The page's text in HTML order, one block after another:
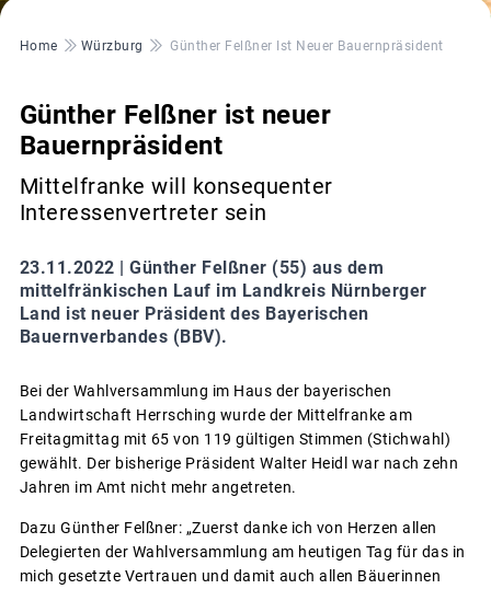
Pfadnavigation
Home Würzburg Günther Felßner Ist Neuer Bauernpräsident
Günther Felßner ist neuer
Bauernpräsident
Mittelfranke will konsequenter
Interessenvertreter sein
23.11.2022 | Günther Felßner (55) aus dem
mittelfränkischen Lauf im Landkreis Nürnberger
Land ist neuer Präsident des Bayerischen
Bauernverbandes (BBV).
Bei der Wahlversammlung im Haus der bayerischen
Landwirtschaft Herrsching wurde der Mittelfranke am
Freitagmittag mit 65 von 119 gültigen Stimmen (Stichwahl)
gewählt. Der bisherige Präsident Walter Heidl war nach zehn
Jahren im Amt nicht mehr angetreten.
Dazu Günther Felßner: „Zuerst danke ich von Herzen allen
Delegierten der Wahlversammlung am heutigen Tag für das in
mich gesetzte Vertrauen und damit auch allen Bäuerinnen